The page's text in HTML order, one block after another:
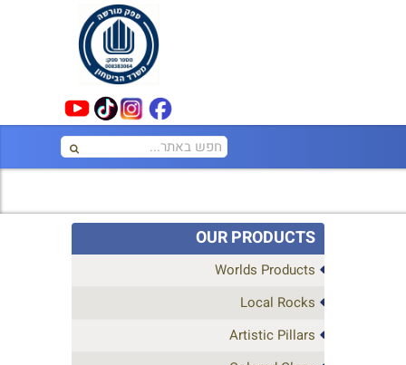
OUR PRODUCTS
Worlds Products
Local Rocks
Artistic Pillars